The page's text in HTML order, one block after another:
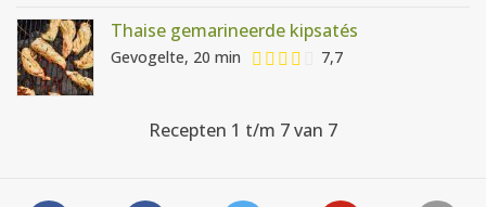
Thaise gemarineerde kipsatés
Gevogelte, 20 min 7,7
Recepten 1 t/m 7 van 7